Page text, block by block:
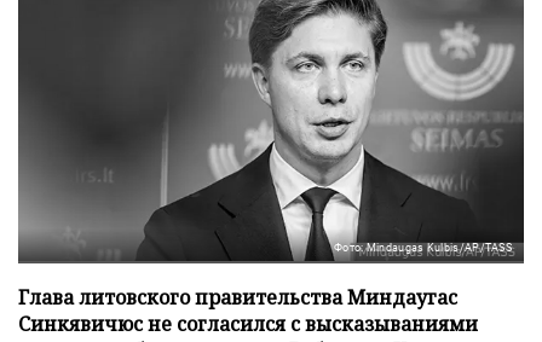
Фото: Mindaugas Kulbis/AP/TASS
Глава литовского правительства Миндаугас
Синкявичюс не согласился с высказываниями